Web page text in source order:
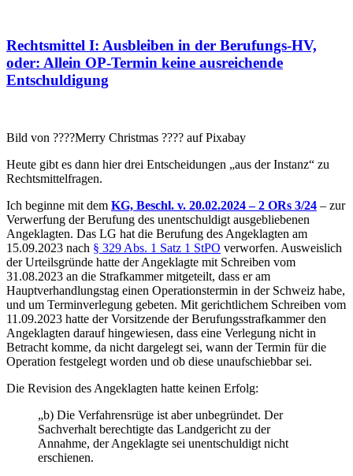
Rechtsmittel I: Ausbleiben in der Berufungs-HV,
oder: Allein OP-Termin keine ausreichende
Entschuldigung
Bild von ????Merry Christmas ???? auf Pixabay
Heute gibt es dann hier drei Entscheidungen „aus der Instanz“ zu
Rechtsmittelfragen.
Ich beginne mit dem KG, Beschl. v. 20.02.2024 – 2 ORs 3/24 – zur
Verwerfung der Berufung des unentschuldigt ausgebliebenen
Angeklagten. Das LG hat die Berufung des Angeklagten am
15.09.2023 nach § 329 Abs. 1 Satz 1 StPO verworfen. Ausweislich
der Urteilsgründe hatte der Angeklagte mit Schreiben vom
31.08.2023 an die Strafkammer mitgeteilt, dass er am
Hauptverhandlungstag einen Operationstermin in der Schweiz habe,
und um Terminverlegung gebeten. Mit gerichtlichem Schreiben vom
11.09.2023 hatte der Vorsitzende der Berufungsstrafkammer den
Angeklagten darauf hingewiesen, dass eine Verlegung nicht in
Betracht komme, da nicht dargelegt sei, wann der Termin für die
Operation festgelegt worden und ob diese unaufschiebbar sei.
Die Revision des Angeklagten hatte keinen Erfolg:
„b) Die Verfahrensrüge ist aber unbegründet. Der
Sachverhalt berechtigte das Landgericht zu der
Annahme, der Angeklagte sei unentschuldigt nicht
erschienen.